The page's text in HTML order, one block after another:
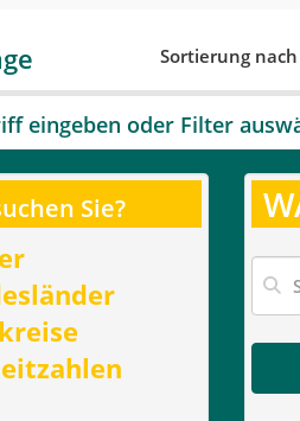
Sortierung nach
eingeben oder Filter
Sie?